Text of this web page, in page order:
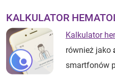
KALKULATOR
Kalkulator
również jako
smartfonów